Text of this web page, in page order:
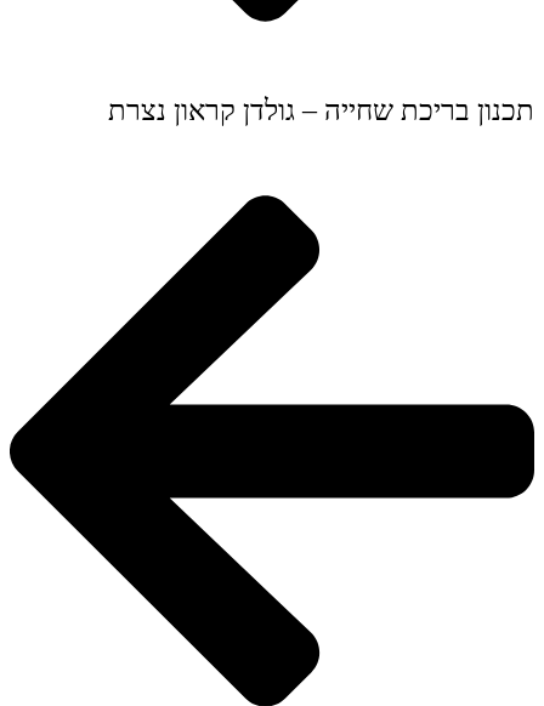
תכנון בריכת שחייה – גולדן קראון נצרת